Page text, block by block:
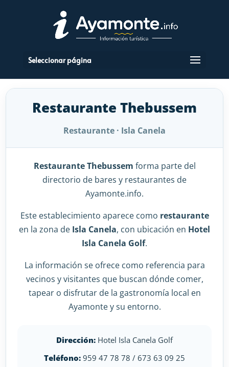
Seleccionar página
Restaurante Thebussem
Restaurante · Isla Canela
Restaurante Thebussem forma parte del
directorio de bares y restaurantes de
Ayamonte.info.
Este establecimiento aparece como restaurante
en la zona de Isla Canela, con ubicación en Hotel
Isla Canela Golf.
La información se ofrece como referencia para
vecinos y visitantes que buscan dónde comer,
tapear o disfrutar de la gastronomía local en
Ayamonte y su entorno.
Dirección: Hotel Isla Canela Golf
Teléfono: 959 47 78 78 / 673 63 09 25